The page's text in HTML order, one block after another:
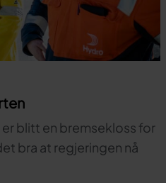
blitt en bremsekloss for
bra at regjeringen nå